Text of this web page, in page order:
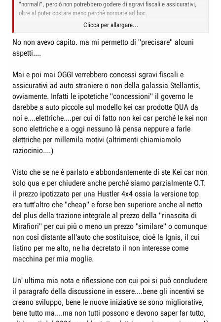
"normali", perciò non potrebbero godere di sgravi fiscali e assicurativi,
oltre al poter costare meno perchè normate ad hoc.
In sintesi, senza leggi specifche, che creano il "filone" Kei-car europeo,
non avrebbe senso importarle perchè sarebbero, se omologate,
considerato auto normali.
Clicca per allargare...
No non avevo capito. ma mi permetto di "precisare" alcuni
aspetti....
Mai e poi mai OGGI verrebbero concessi sgravi fiscali e
assicurativi ad auto straniere o non della galassia Stellantis,
ovviamente. Infatti le ipotetiche "concessioni" il governo le
darebbe a auto piccole sul modello kei car prodotte QUA da
noi e....elettriche....per cui di fatto non kei car perchè le kei non
sono elettriche e a oggi nessuno là pensa neppure a farle
elettriche per millemila motivi (altrimenti chiamiamolo
raziocinio....)
Visto che se ne è parlato e abbondantemente di ste Kei car non
solo qua e per chiudere anche perchè siamo parzialmente O.T.
il prezzo ipotizzato per una Hustler 4x4 ossia la versione top
era tutt'altro che "cheap" e forse ben superiore anche al netto
del plus della trazione integrale al prezzo della "rinascita di
Mirafiori" per cui più o meno un prezzo "similare" o comunque
non così distante all'auto che sostituisce, cioè la Ignis, il cui
listino per me alto, ne ha decretato il non interesse come
macchina per mia moglie.
Un' ultima mia nota e riflessione con cui poi si può concludere
il paragrafo della discussione in essere....bene gli incentivi se
creano sviluppo, bene le nuove iniziative se sono migliorative,
bene tutto ma....ma non tutti possono e devono saper far tutto,